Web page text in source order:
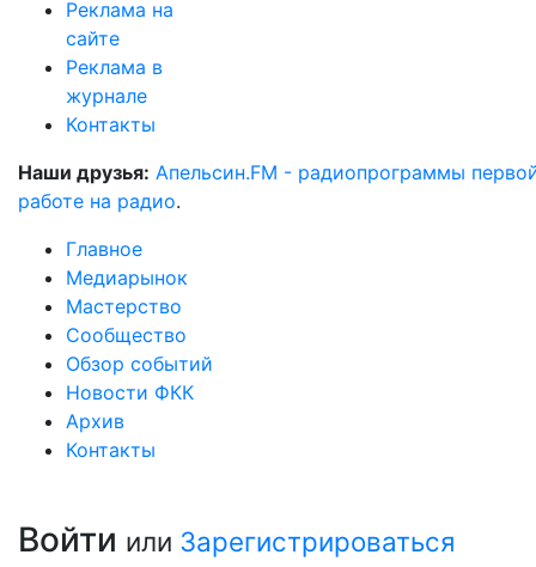
Реклама на
сайте
Реклама в
журнале
Контакты
Наши друзья: Апельсин.FM - радиопрограммы
работе на радио.
Главное
Медиарынок
Мастерство
Сообщество
Обзор событий
Новости ФКК
Архив
Контакты
Войти или Зарегистрироваться